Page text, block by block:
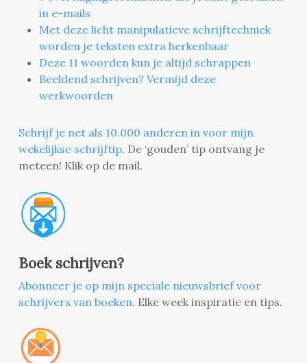
in e-mails
Met deze licht manipulatieve schrijftechniek
worden je teksten extra herkenbaar
Deze 11 woorden kun je altijd schrappen
Beeldend schrijven? Vermijd deze
werkwoorden
Schrijf je net als 10.000 anderen in voor mijn
wekelijkse schrijftip. De ‘gouden’ tip ontvang je
meteen! Klik op de mail.
Boek schrijven?
Abonneer je op mijn speciale nieuwsbrief voor
schrijvers van boeken. Elke week inspiratie en tips.